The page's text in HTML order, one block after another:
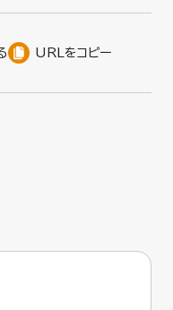
URLをコピー